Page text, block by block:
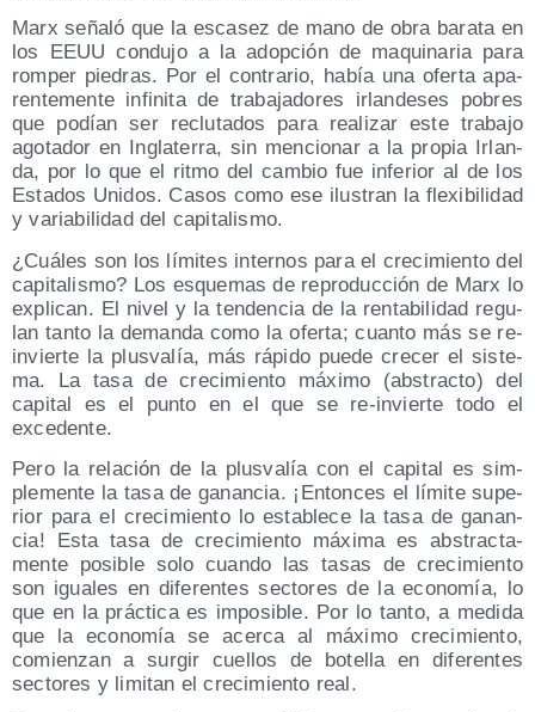
Marx seña­ló que la esca­sez de mano de obra bara­ta en
los EEUU con­du­jo a la adop­ción de maqui­na­ria para
rom­per pie­dras. Por el con­tra­rio, había una ofer­ta apa­
ren­te­men­te infi­ni­ta de tra­ba­ja­do­res irlan­de­ses pobres
que podían ser reclu­ta­dos para rea­li­zar este tra­ba­jo
ago­ta­dor en Ingla­te­rra, sin men­cio­nar a la pro­pia Irlan­
da, por lo que el rit­mo del cam­bio fue infe­rior al de los
Esta­dos Uni­dos. Casos como ese ilus­tran la fle­xi­bi­li­dad
y varia­bi­li­dad del capitalismo.
¿Cuá­les son los lími­tes inter­nos para el cre­ci­mien­to del
capi­ta­lis­mo? Los esque­mas de repro­duc­ción de Marx lo
expli­can. El nivel y la ten­den­cia de la ren­ta­bi­li­dad regu­
lan tan­to la deman­da como la ofer­ta; cuan­to más se re-
invier­te la plus­va­lía, más rápi­do pue­de cre­cer el sis­te­
ma. La tasa de cre­ci­mien­to máxi­mo (abs­trac­to) del
capi­tal es el pun­to en el que se re-invier­te todo el
excedente.
Pero la rela­ción de la plus­va­lía con el capi­tal es sim­
ple­men­te la tasa de ganan­cia. ¡Enton­ces el lími­te supe­
rior para el cre­ci­mien­to lo esta­ble­ce la tasa de ganan­
cia! Esta tasa de cre­ci­mien­to máxi­ma es abs­trac­ta­
men­te posi­ble solo cuan­do las tasas de cre­ci­mien­to
son igua­les en dife­ren­tes sec­to­res de la eco­no­mía, lo
que en la prác­ti­ca es impo­si­ble. Por lo tan­to, a medi­da
que la eco­no­mía se acer­ca al máxi­mo cre­ci­mien­to,
comien­zan a sur­gir cue­llos de bote­lla en dife­ren­tes
sec­to­res y limi­tan el cre­ci­mien­to real.